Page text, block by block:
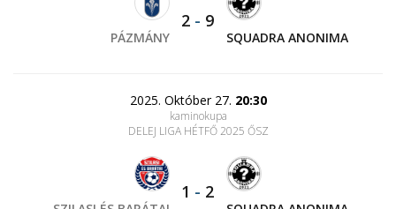
PÁZMÁNY
2 - 9
SQUADRA ANONIMA
2025. Október 27. 20:30
kaminokupa
DELEJ LIGA HÉTFŐ 2025 ŐSZ
1 - 2